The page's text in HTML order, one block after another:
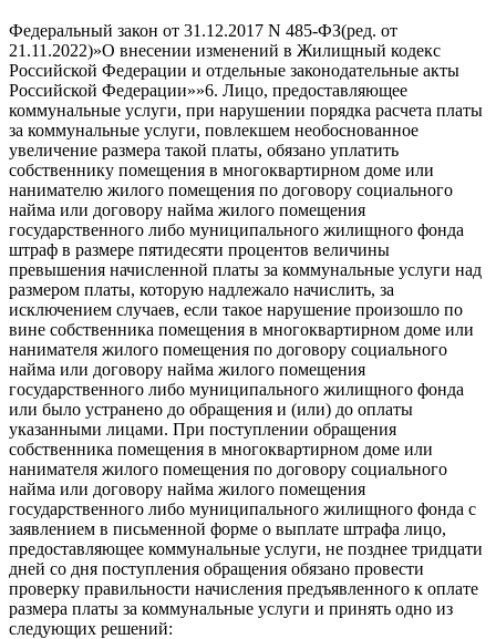
Федеральный закон от 31.12.2017 N 485-ФЗ(ред. от
21.11.2022)»О внесении изменений в Жилищный кодекс
Российской Федерации и отдельные законодательные акты
Российской Федерации»»6. Лицо, предоставляющее
коммунальные услуги, при нарушении порядка расчета платы
за коммунальные услуги, повлекшем необоснованное
увеличение размера такой платы, обязано уплатить
собственнику помещения в многоквартирном доме или
нанимателю жилого помещения по договору социального
найма или договору найма жилого помещения
государственного либо муниципального жилищного фонда
штраф в размере пятидесяти процентов величины
превышения начисленной платы за коммунальные услуги над
размером платы, которую надлежало начислить, за
исключением случаев, если такое нарушение произошло по
вине собственника помещения в многоквартирном доме или
нанимателя жилого помещения по договору социального
найма или договору найма жилого помещения
государственного либо муниципального жилищного фонда
или было устранено до обращения и (или) до оплаты
указанными лицами. При поступлении обращения
собственника помещения в многоквартирном доме или
нанимателя жилого помещения по договору социального
найма или договору найма жилого помещения
государственного либо муниципального жилищного фонда с
заявлением в письменной форме о выплате штрафа лицо,
предоставляющее коммунальные услуги, не позднее тридцати
дней со дня поступления обращения обязано провести
проверку правильности начисления предъявленного к оплате
размера платы за коммунальные услуги и принять одно из
следующих решений: